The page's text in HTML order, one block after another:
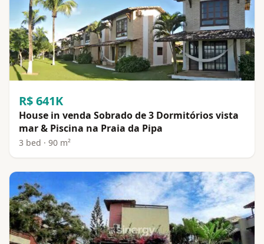
R$ 641K
House in venda Sobrado de 3 Dormitórios vista
mar & Piscina na Praia da Pipa
3 bed · 90 m²